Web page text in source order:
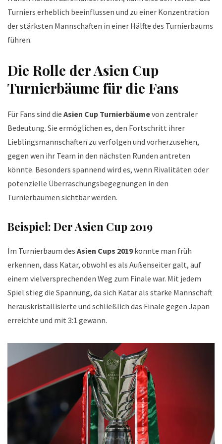
Turniers erheblich beeinflussen und zu einer Konzentration
der stärksten Mannschaften in einer Hälfte des Turnierbaums
führen.
Die Rolle der Asien Cup
Turnierbäume für die Fans
Für Fans sind die Asien Cup Turnierbäumevon zentraler
Bedeutung. Sie ermöglichen es, den Fortschritt ihrer
Lieblingsmannschaften zu verfolgen und vorherzusehen,
gegen wen ihr Team in den nächsten Runden antreten
könnte. Besonders spannend wird es, wenn Rivalitäten oder
potenzielle Überraschungsbegegnungen in den
Turnierbäumen sichtbar werden.
Beispiel: Der Asien Cup 2019
Im Turnierbaum des Asien Cups 2019konnte man früh
erkennen, dass Katar, obwohl es als Außenseiter galt, auf
einem vielversprechenden Weg zum Finale war. Mit jedem
Spiel stieg die Spannung, da sich Katar als starke Mannschaft
herauskristallisierte und schließlich das Finale gegen Japan
erreichte und mit 3:1 gewann.